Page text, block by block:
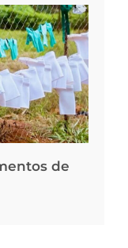
de